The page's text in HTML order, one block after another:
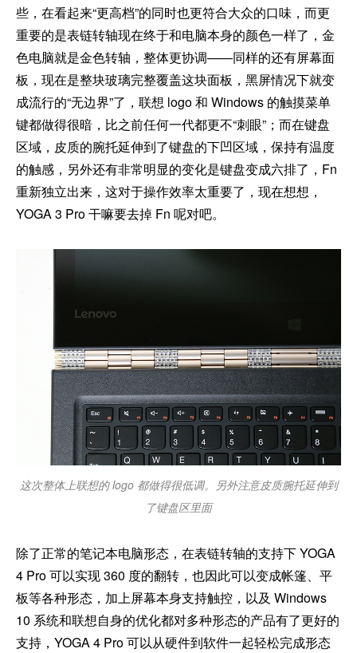
些，在看起来“更高档”的同时也更符合大众的口味，而更
重要的是表链转轴现在终于和电脑本身的颜色一样了，金
色电脑就是金色转轴，整体更协调——同样的还有屏幕面
板，现在是整块玻璃完整覆盖这块面板，黑屏情况下就变
成流行的“无边界”了，联想 logo 和 Windows 的触摸菜单
键都做得很暗，比之前任何一代都更不“刺眼”；而在键盘
区域，皮质的腕托延伸到了键盘的下凹区域，保持有温度
的触感，另外还有非常明显的变化是键盘变成六排了，Fn
重新独立出来，这对于操作效率太重要了，现在想想，
YOGA 3 Pro 干嘛要去掉 Fn 呢对吧。
这次整体上联想的 logo 都做得很低调。另外注意皮质腕托延伸到
了键盘区里面
除了正常的笔记本电脑形态，在表链转轴的支持下 YOGA
4 Pro 可以实现 360 度的翻转，也因此可以变成帐篷、平
板等各种形态，加上屏幕本身支持触控，以及 Windows
10 系统和联想自身的优化都对多种形态的产品有了更好的
支持，YOGA 4 Pro 可以从硬件到软件一起轻松完成形态